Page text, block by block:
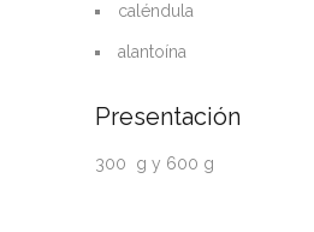
caléndula
alantoína
Presentación
300 g y 600 g